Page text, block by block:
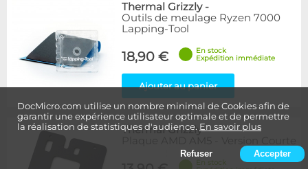
DocMicro.com utilise un nombre minimal de Cookies afin de
garantir une expérience utilisateur optimale et de permettre
la réalisation de statistiques d'audience. En savoir plus
Refuser Accepter
Thermal Grizzly-
Outils de meulage Ryzen 7000
Lapping-Tool
18,90 €
En stock
Expédition immédiate
Ajouter au panier
Thermal Grizzly-
En stock